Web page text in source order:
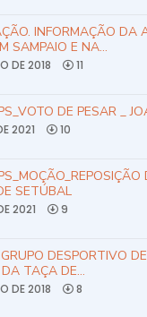
INFORMAÇÃO DA
SAMPAIO E NA…
DE 2018 11
DE PESAR _
2021 10
SETÚBAL
2021 9
DESPORTIVO
TAÇA DE…
DE 2018 8